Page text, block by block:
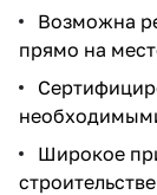
Возможна
прямо на
Широкое